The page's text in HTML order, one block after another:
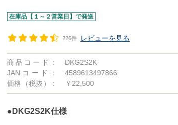
在庫品【１～２営業日】で発送
226件 レビューを見る
商品コード：
DKG2S2K
JANコード：
4589613497866
価格（税抜）：
￥22,500
●DKG2S2K仕様